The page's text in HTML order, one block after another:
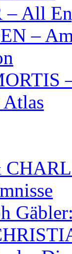
– All
–